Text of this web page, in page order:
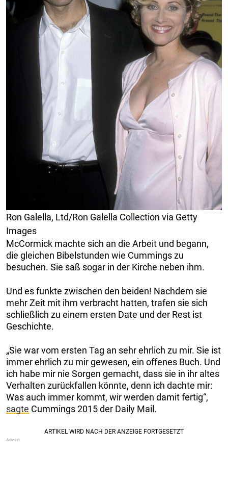
Ron Galella, Ltd/Ron Galella Collection via Getty
Images
McCormick machte sich an die Arbeit und begann,
die gleichen Bibelstunden wie Cummings zu
besuchen. Sie saß sogar in der Kirche neben ihm.
Und es funkte zwischen den beiden! Nachdem sie
mehr Zeit mit ihm verbracht hatten, trafen sie sich
schließlich zu einem ersten Date und der Rest ist
Geschichte.
„Sie war vom ersten Tag an sehr ehrlich zu mir. Sie ist
immer ehrlich zu mir gewesen, ein offenes Buch. Und
ich habe mir nie Sorgen gemacht, dass sie in ihr altes
Verhalten zurückfallen könnte, denn ich dachte mir:
Was auch immer kommt, wir werden damit fertig“,
sagte Cummings 2015 der Daily Mail.